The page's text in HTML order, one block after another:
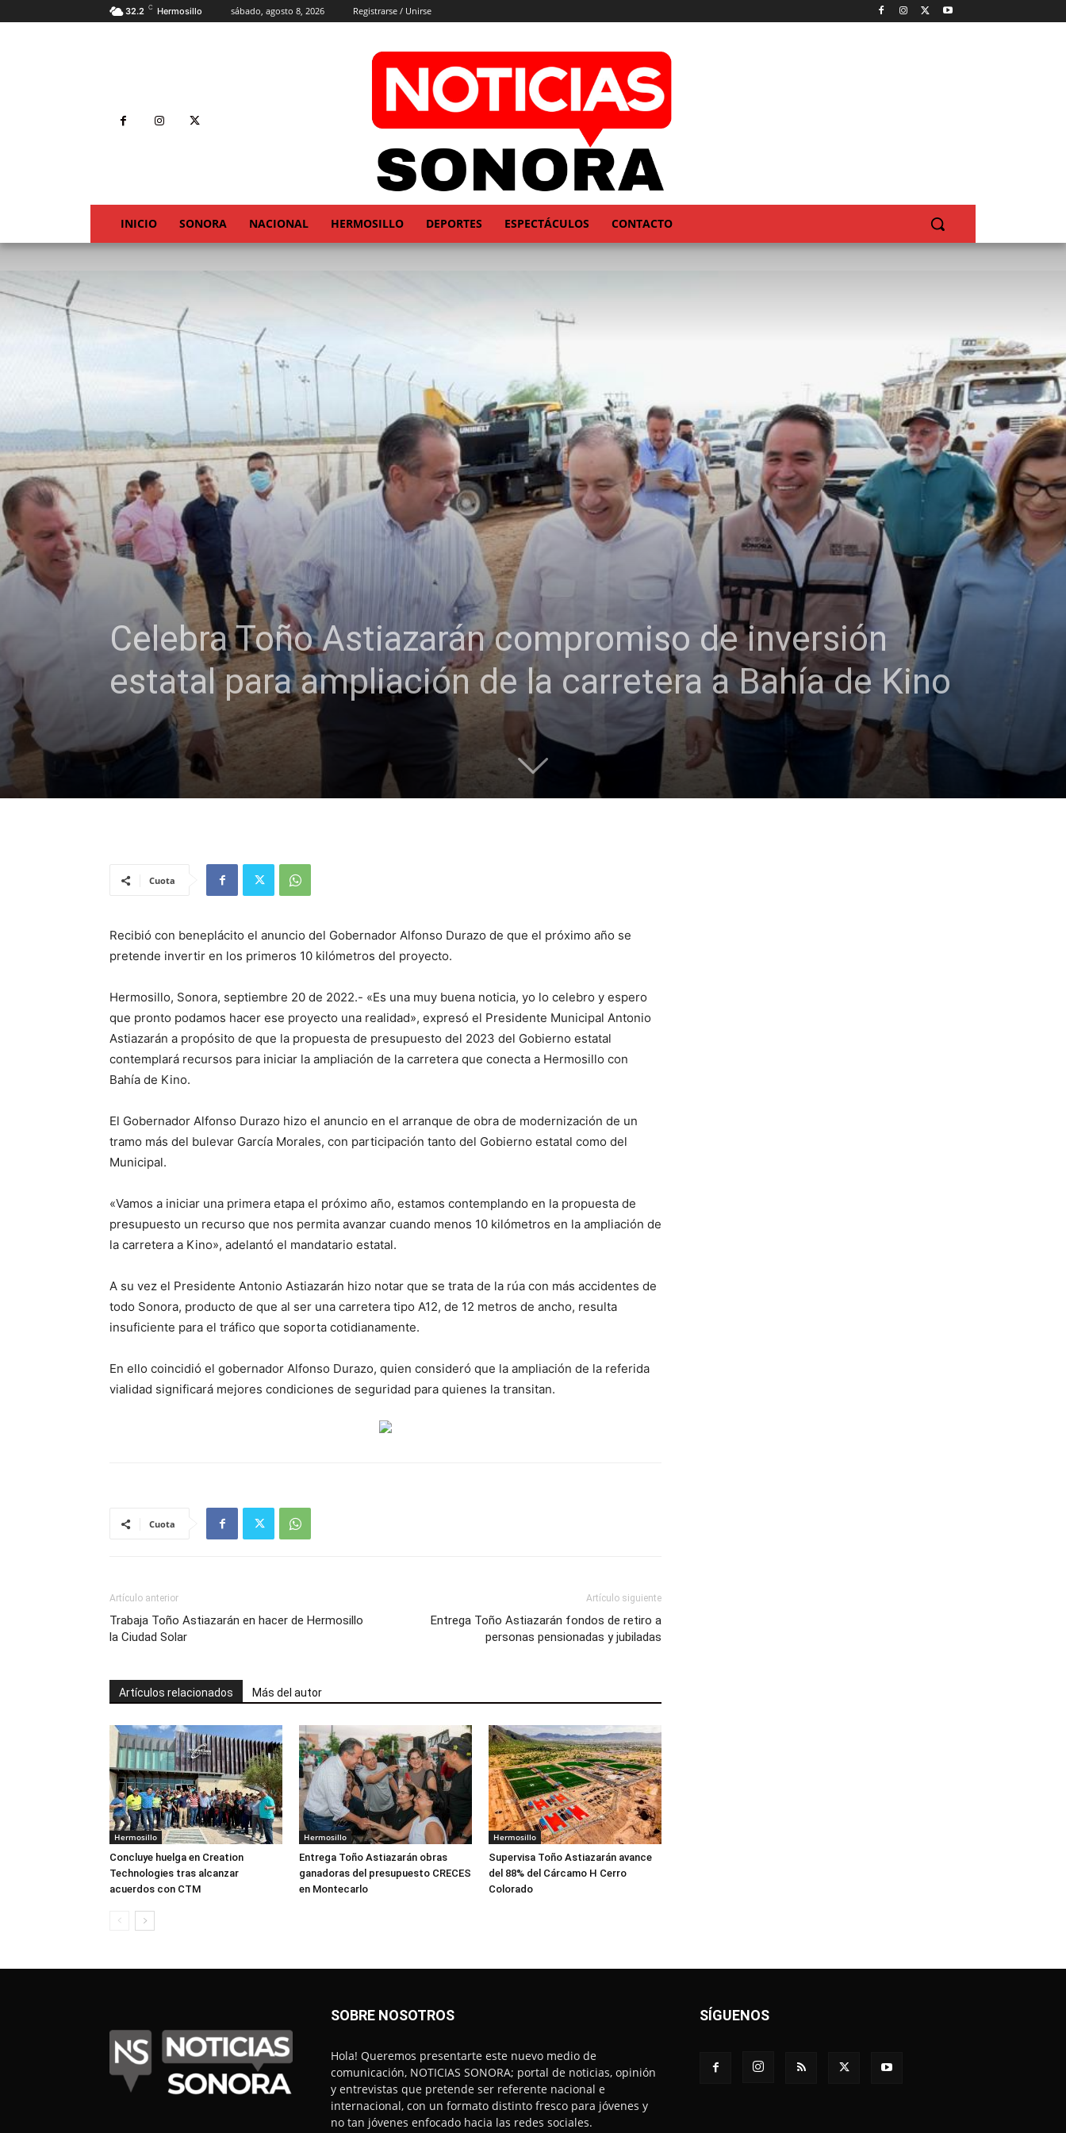
32.2 C Hermosillo sábado, agosto 8, 2026 Registrarse / Unirse
INICIO SONORA NACIONAL HERMOSILLO DEPORTES ESPECTÁCULOS CONTACTO
Celebra Toño Astiazarán compromiso de inversión
estatal para ampliación de la carretera a Bahía de Kino
Cuota
Recibió con beneplácito el anuncio del Gobernador Alfonso Durazo de que el próximo año se
pretende invertir en los primeros 10 kilómetros del proyecto.
Hermosillo, Sonora, septiembre 20 de 2022.- «Es una muy buena noticia, yo lo celebro y espero
que pronto podamos hacer ese proyecto una realidad», expresó el Presidente Municipal Antonio
Astiazarán a propósito de que la propuesta de presupuesto del 2023 del Gobierno estatal
contemplará recursos para iniciar la ampliación de la carretera que conecta a Hermosillo con
Bahía de Kino.
El Gobernador Alfonso Durazo hizo el anuncio en el arranque de obra de modernización de un
tramo más del bulevar García Morales, con participación tanto del Gobierno estatal como del
Municipal.
«Vamos a iniciar una primera etapa el próximo año, estamos contemplando en la propuesta de
presupuesto un recurso que nos permita avanzar cuando menos 10 kilómetros en la ampliación de
la carretera a Kino», adelantó el mandatario estatal.
A su vez el Presidente Antonio Astiazarán hizo notar que se trata de la rúa con más accidentes de
todo Sonora, producto de que al ser una carretera tipo A12, de 12 metros de ancho, resulta
insuficiente para el tráfico que soporta cotidianamente.
En ello coincidió el gobernador Alfonso Durazo, quien consideró que la ampliación de la referida
vialidad significará mejores condiciones de seguridad para quienes la transitan.
Cuota
Artículo anterior
Trabaja Toño Astiazarán en hacer de Hermosillo
la Ciudad Solar
Artículo siguiente
Entrega Toño Astiazarán fondos de retiro a
personas pensionadas y jubiladas
Artículos relacionados Más del autor
Hermosillo
Concluye huelga en Creation
Technologies tras alcanzar
acuerdos con CTM
Hermosillo
Entrega Toño Astiazarán obras
ganadoras del presupuesto CRECES
en Montecarlo
Hermosillo
Supervisa Toño Astiazarán avance
del 88% del Cárcamo H Cerro
Colorado
SOBRE NOSOTROS
Hola! Queremos presentarte este nuevo medio de
comunicación, NOTICIAS SONORA; portal de noticias, opinión
y entrevistas que pretende ser referente nacional e
internacional, con un formato distinto fresco para jóvenes y
no tan jóvenes enfocado hacia las redes sociales.
SÍGUENOS